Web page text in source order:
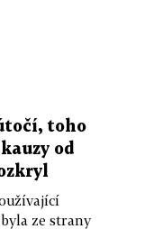
toho
od
ze strany